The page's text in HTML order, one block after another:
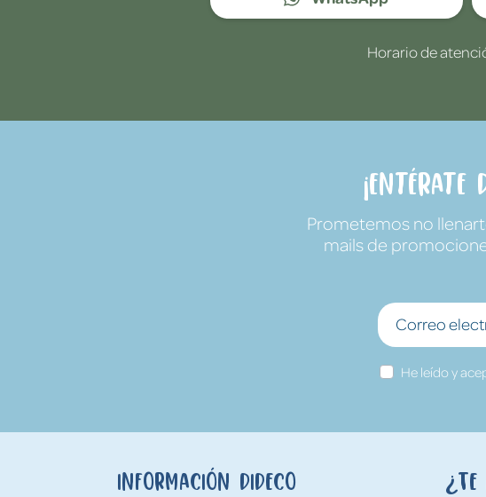
Horario de
¡Entérate
Prometemos no
mails de
He leído y
Información Dideco ¿Te